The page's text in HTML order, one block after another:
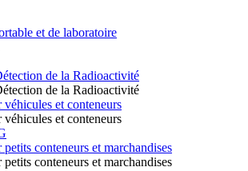
et de laboratoire
de la Radioactivité
de la Radioactivité
véhicules et conteneurs
véhicules et conteneurs
conteneurs et marchandises
conteneurs et marchandises